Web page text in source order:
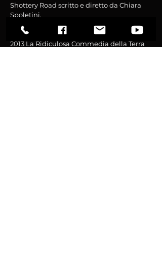
Shottery Road scritto e diretto da Chiara
Spoletini.
DAdP Dignità autonome di Prostituzione
di Luciano Melchionna
2013 La Ridiculosa Commedia della Terra